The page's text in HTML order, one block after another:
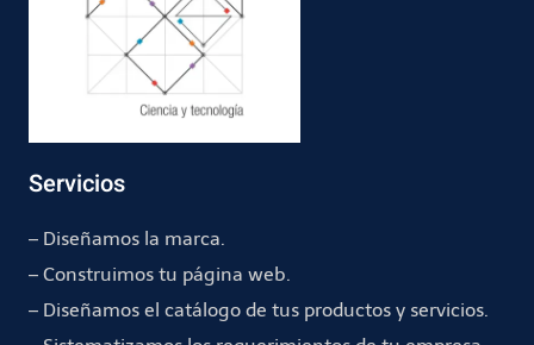
Servicios
– Diseñamos la marca.
– Construimos tu página web.
– Diseñamos el catálogo de tus productos y servicios.